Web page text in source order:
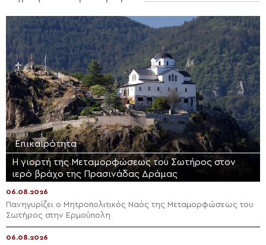
Επικαιρότητα
Η γιορτή της Μεταμορφώσεως του Σωτήρος στον
ιερό βράχο της Πρασινάδας Δράμας
06.08.2026
Πανηγυρίζει ο Μητροπολιτικός Ναός της Μεταμορφώσεως του
Σωτήρος στην Ερμούπολη
06.08.2026